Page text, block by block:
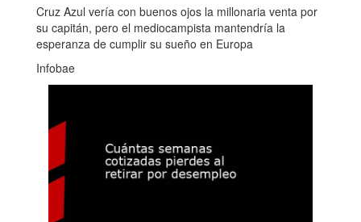
Cruz Azul vería con buenos ojos la millonaria venta por
su capitán, pero el mediocampista mantendría la
esperanza de cumplir su sueño en Europa
Infobae